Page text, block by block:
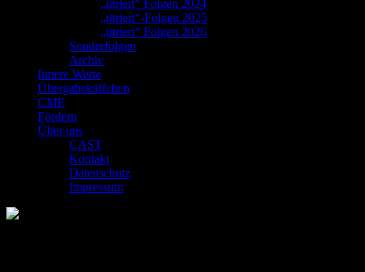
„titriert“ Folgen 2024
„titriert“-Folgen 2025
„titriert“ Folgen 2026
Sonderfolgen
Archiv
Innere Werte
Übergabekäffchen
CME
Fördern
Über uns
CAST
Kontakt
Datenschutz
Impressum